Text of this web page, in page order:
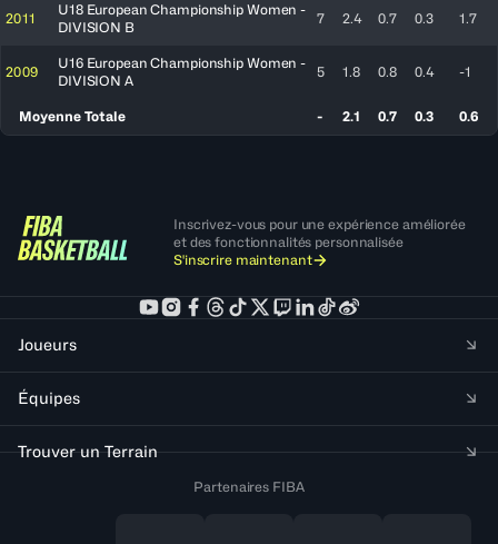
2011
U18 European Championship Women -
DIVISION B
7 2.4 0.7 0.3 1.7
2009
U16 European Championship Women -
DIVISION A
5 1.8 0.8 0.4 -1
Moyenne Totale - 2.1 0.7 0.3 0.6
Inscrivez-vous pour une expérience améliorée
et des fonctionnalités personnalisée
S'inscrire maintenant
Joueurs
Équipes
Trouver un Terrain
Partenaires FIBA